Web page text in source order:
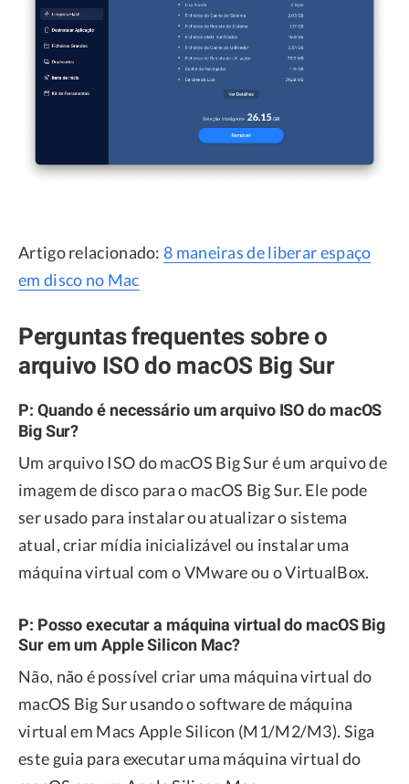
Artigo relacionado:8 maneiras de liberar espaço
em disco no Mac
Perguntas frequentes sobre o
arquivo ISO do macOS Big Sur
P: Quando é necessário um arquivo ISO do macOS
Big Sur?
Um arquivo ISO do macOS Big Sur é um arquivo de
imagem de disco para o macOS Big Sur. Ele pode
ser usado para instalar ou atualizar o sistema
atual, criar mídia inicializável ou instalar uma
máquina virtual com o VMware ou o VirtualBox.
P: Posso executar a máquina virtual do macOS Big
Sur em um Apple Silicon Mac?
Não, não é possível criar uma máquina virtual do
macOS Big Sur usando o software de máquina
virtual em Macs Apple Silicon (M1/M2/M3). Siga
este guia para executar uma máquina virtual do